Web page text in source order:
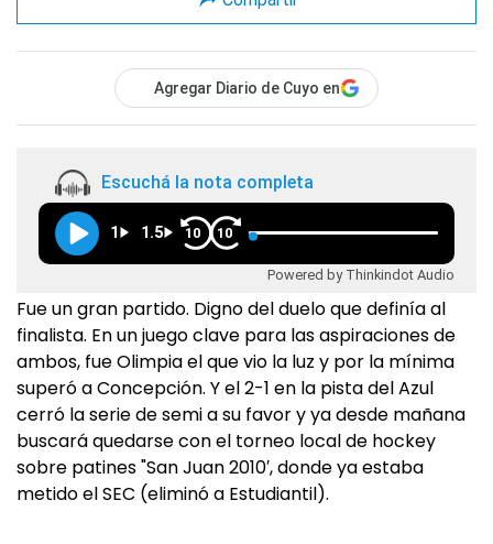
Agregar Diario de Cuyo en
Escuchá la nota completa
1 1.5 10 10
Powered by Thinkindot Audio
Fue un gran partido. Digno del duelo que definía al
finalista. En un juego clave para las aspiraciones de
ambos, fue Olimpia el que vio la luz y por la mínima
superó a Concepción. Y el 2-1 en la pista del Azul
cerró la serie de semi a su favor y ya desde mañana
buscará quedarse con el torneo local de hockey
sobre patines "San Juan 2010′, donde ya estaba
metido el SEC (eliminó a Estudiantil).